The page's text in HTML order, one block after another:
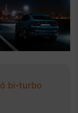
bi-turbo